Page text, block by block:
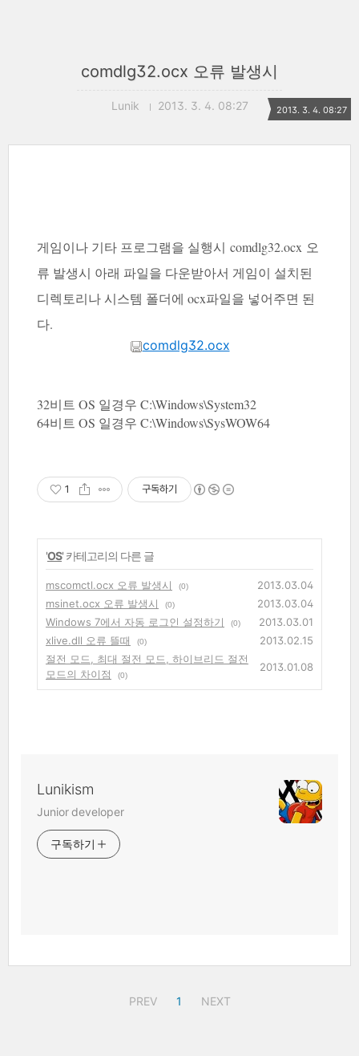
comdlg32.ocx 오류 발생시
Lunik 2013. 3. 4. 08:27 2013. 3. 4. 08:27
게임이나 기타 프로그램을 실행시 comdlg32.ocx 오
류 발생시 아래 파일을 다운받아서 게임이 설치된
디렉토리나 시스템 폴더에 ocx파일을 넣어주면 된
다.
comdlg32.ocx
32비트 OS 일경우 C:\Windows\System32
64비트 OS 일경우 C:\Windows\SysWOW64
1 구독하기
'OS' 카테고리의 다른 글
mscomctl.ocx 오류 발생시 (0)
2013.03.04
msinet.ocx 오류 발생시
(0)
2013.03.04
Windows 7에서 자동 로그인 설정하기
(0)
2013.03.01
xlive.dll 오류 뜰때
(0)
2013.02.15
절전 모드, 최대 절전 모드, 하이브리드 절전
모드의 차이점
(0)
2013.01.08
Lunikism
Junior developer
구독하기
PREV 1 NEXT